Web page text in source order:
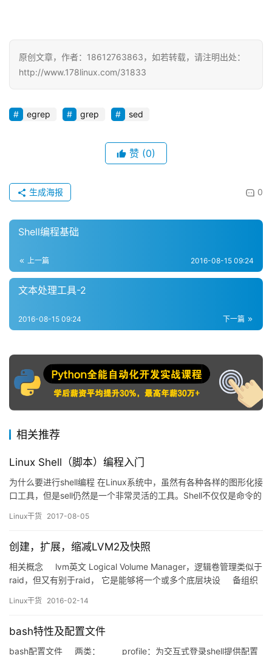
原创文章，作者：18612763863，如若转载，请注明出处：
http://www.178linux.com/31833
egrep grep sed
赞 (0)
0
生成海报
Shell编程基础
上一篇 2016-08-15 09:24
文本处理工具-2
下一篇
2016-08-15 09:24
相关推荐
Linux Shell（脚本）编程入门
为什么要进行shell编程 在Linux系统中，虽然有各种各样的图形化接
口工具，但是sell仍然是一个非常灵活的工具。Shell不仅仅是命令的
的任务自动化，shell特别擅长系统管理任务，尤其适合那些易用
看看shell是如何工作的： 建…
Linux干货 2017-08-05
创建，扩展，缩减LVM2及快照
相关概念 lvm英文 Logical Volume Manager，逻辑卷管理类似于
raid，但又有别于raid， 它是能够将一个或多个底层块设 备组织
坏，对数据是致命的；它主要有三个部分…
Linux干货 2016-02-14
bash特性及配置文件
bash配置文件 两类： profile：为交互式登录shell提供配置